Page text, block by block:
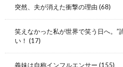
突然、夫が消えた衝撃の理由 (68)
笑えなかった私が世界で笑う日へ。”
い！ (17)
義妹は自称インフルエンサー (155)